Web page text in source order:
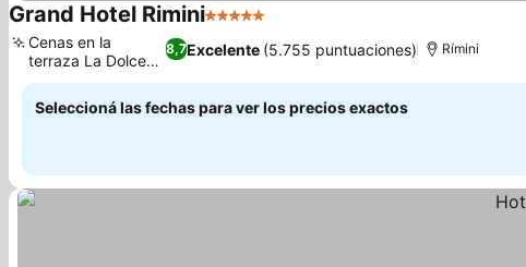
Grand Hotel Rimini5 Estrellas
8,7Excelente (5.755 puntuaciones)
Cenas en la
terraza La Dolce
Vita
Rímini
Seleccioná las fechas para ver los precios exactos